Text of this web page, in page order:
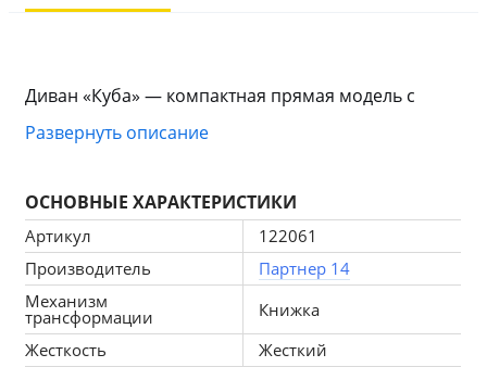
Диван «Куба» — компактная прямая модель с
механизмом трансформации «книжка».
Лаконичный дизайн подходит для любых
раскладывается в полноценное спальное место
110×180 см. Идеален для гостиных, студий и
малогабаритных квартир.
Преимущества
Развернуть описание
ОСНОВНЫЕ ХАРАКТЕРИСТИКИ
Артикул
122061
Производитель
Партнер 14
Механизм
трансформации
Книжка
Жесткость
Жесткий